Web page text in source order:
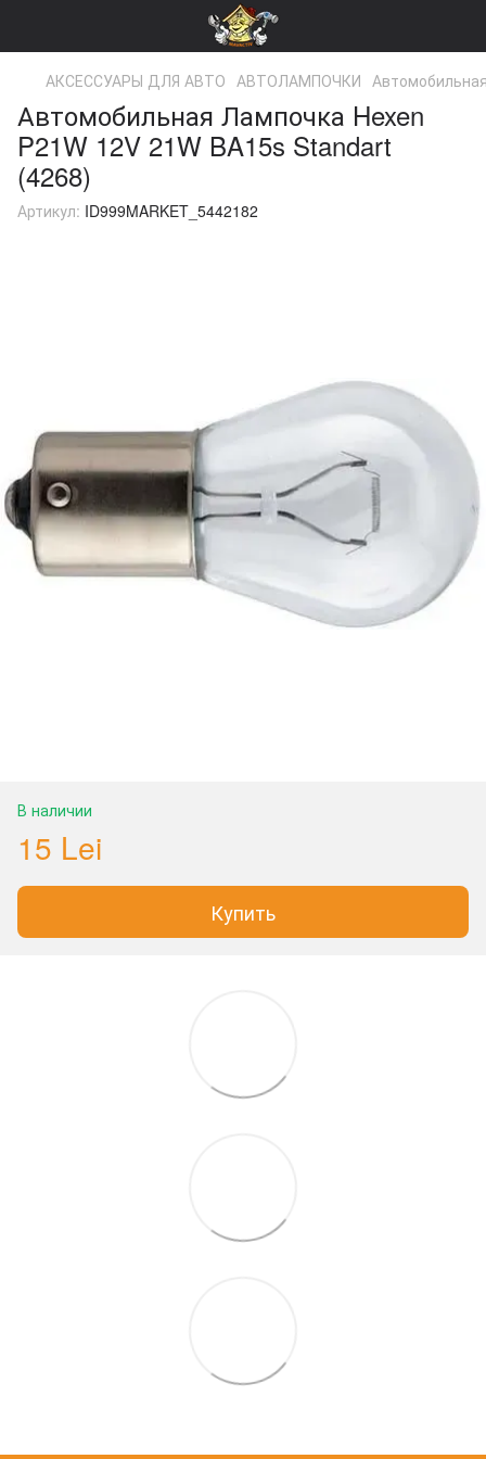
АКСЕССУАРЫ ДЛЯ АВТО АВТОЛАМПОЧКИ
Автомобильная Лампочка Hexen
P21W 12V 21W BA15s Standart
(4268)
Артикул: ID999MARKET_5442182
В наличии
15 Lei
Купить